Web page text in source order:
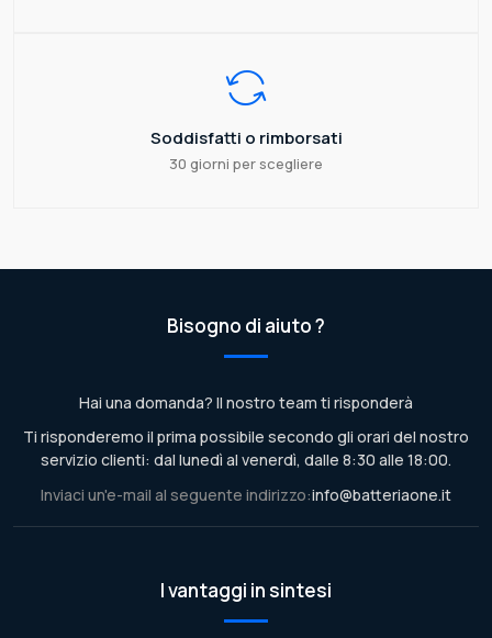
Soddisfatti o rimborsati
30 giorni per scegliere
Bisogno di aiuto ?
Hai una domanda? Il nostro team ti risponderà
Ti risponderemo il prima possibile secondo gli orari del nostro
servizio clienti: dal lunedì al venerdì, dalle 8:30 alle 18:00.
Inviaci un'e-mail al seguente indirizzo:info@batteriaone.it
I vantaggi in sintesi